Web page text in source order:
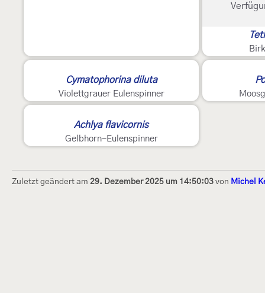
Cymatophorina diluta
Violettgrauer Eulenspinner
Achlya flavicornis
Gelbhorn-Eulenspinner
Zuletzt geändert am 29. Dezember 2025 um 14:50:03 von Michel